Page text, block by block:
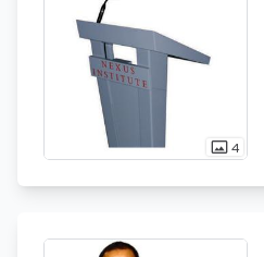
photo_size_select_actual4